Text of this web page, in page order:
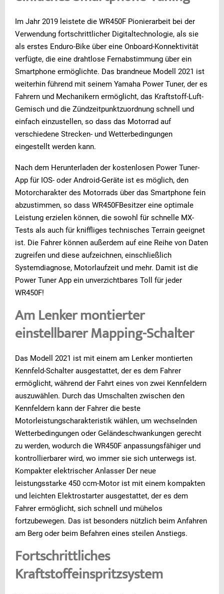
Im Jahr 2019 leistete die WR450F Pionierarbeit bei der
Verwendung fortschrittlicher Digitaltechnologie, als sie
als erstes Enduro-Bike über eine Onboard-Konnektivität
verfügte, die eine drahtlose Fernabstimmung über ein
Smartphone ermöglichte. Das brandneue Modell 2021 ist
weiterhin führend mit seinem Yamaha Power Tuner, der es
Fahrern und Mechanikern ermöglicht, das Kraftstoff-Luft-
Gemisch und die Zündzeitpunktzuordnung schnell und
einfach einzustellen, so dass das Motorrad auf
verschiedene Strecken- und Wetterbedingungen
eingestellt werden kann.
Nach dem Herunterladen der kostenlosen Power Tuner-
App für IOS- oder Android-Geräte ist es möglich, den
Motorcharakter des Motorrads über das Smartphone fein
abzustimmen, so dass WR450FBesitzer eine optimale
Leistung erzielen können, die sowohl für schnelle MX-
Tests als auch für kniffliges technisches Terrain geeignet
ist. Die Fahrer können außerdem auf eine Reihe von Daten
zugreifen und diese aufzeichnen, einschließlich
Systemdiagnose, Motorlaufzeit und mehr. Damit ist die
Power Tuner App ein unverzichtbares Toll für jeder
WR450F!
Am Lenker montierter
einstellbarer Mapping-Schalter
Das Modell 2021 ist mit einem am Lenker montierten
Kennfeld-Schalter ausgestattet, der es dem Fahrer
ermöglicht, während der Fahrt eines von zwei Kennfeldern
auszuwählen. Durch das Umschalten zwischen den
Kennfeldern kann der Fahrer die beste
Motorleistungscharakteristik wählen, um wechselnden
Wetterbedingungen oder Geländeschwankungen gerecht
zu werden, wodurch die WR450F anpassungsfähiger und
kontrollierbarer wird, wo immer sie sich unterwegs ist.
Kompakter elektrischer Anlasser Der neue
leistungsstarke 450 ccm-Motor ist mit einem kompakten
und leichten Elektrostarter ausgestattet, der es dem
Fahrer ermöglicht, sich schnell und mühelos
fortzubewegen. Das ist besonders nützlich beim Anfahren
am Berg oder beim Befahren eines steilen Anstiegs.
Fortschrittliches
Kraftstoffeinspritzsystem